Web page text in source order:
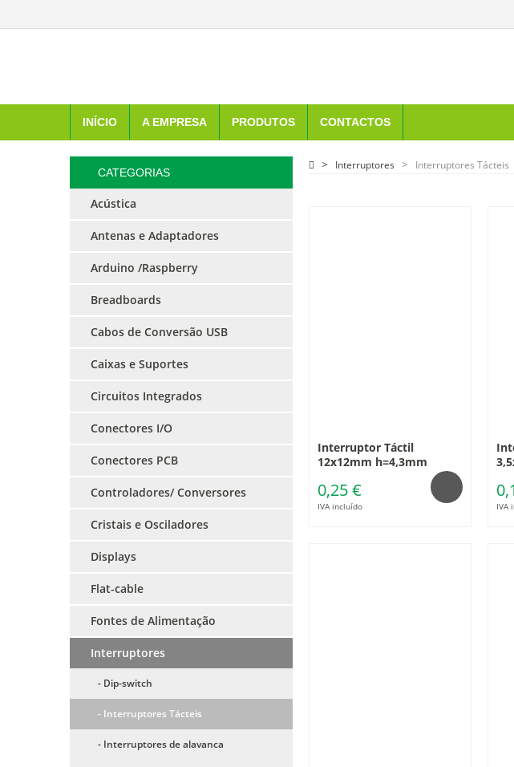
INÍCIO A EMPRESA PRODUTOS CONTACTOS
CATEGORIAS
Acústica
Antenas e Adaptadores
Arduino /Raspberry
Breadboards
Cabos de Conversão USB
Caixas e Suportes
Circuitos Integrados
Conectores I/O
Conectores PCB
Controladores/ Conversores
Cristais e Osciladores
Displays
Flat-cable
Fontes de Alimentação
Interruptores
- Dip-switch
- Interruptores Tácteis
- Interruptores de alavanca
Interruptores Interruptores Tácteis
Interruptor Táctil
12x12mm h=4,3mm
0,25 €
IVA incluído IVA